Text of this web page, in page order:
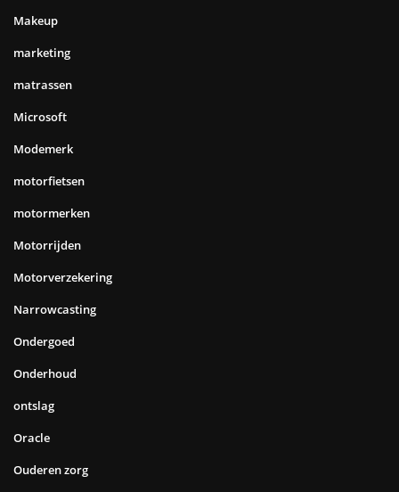
Makeup
marketing
matrassen
Microsoft
Modemerk
motorfietsen
motormerken
Motorrijden
Motorverzekering
Narrowcasting
Ondergoed
Onderhoud
ontslag
Oracle
Ouderen zorg